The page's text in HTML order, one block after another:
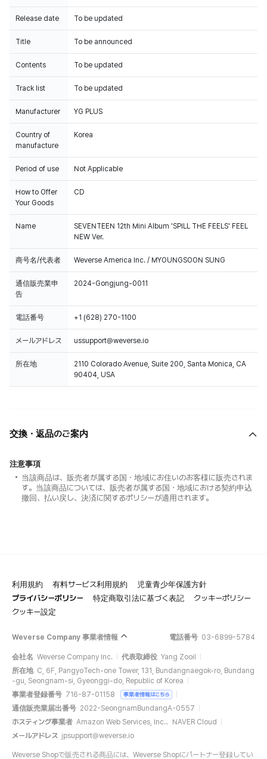
Release date To be updated
Title To be announced
Contents To be updated
Track list To be updated
Manufacturer YG PLUS
Country of
manufacture
Korea
Period of use Not Applicable
How to Offer
Your Goods
CD
Name
SEVENTEEN 12th Mini Album 'SPILL THE FEELS' FEEL
NEW Ver.
商号名/代表者 Weverse America Inc. / MYOUNGSOON SUNG
通信販売業申
告
2024-Gongjung-0011
電話番号 +1 (628) 270-1100
メールアドレス ussupport@weverse.io
所在地
2110 Colorado Avenue, Suite 200, Santa Monica, CA
90404, USA
交換・返品のご案内
注意事項
当該商品は、販売者が属する国・地域にお住いのお客様に販売されま
す。当該商品については、販売者が属する国・地域における契約申込
撤回、払い戻し、決済に関するポリシーが適用されます。
利用規約 有料サービス利用規約
児童青少年保護方針
プライバシーポリシー
特定商取引法に基づく表記
クッキーポリシー
クッキー設定
Weverse Company 事業者情報 電話番号 03-6899-5784
会社名 Weverse Company Inc. 代表取締役 Yang Zooil
所在地 C, 6F, PangyoTech-one Tower, 131, Bundangnaegok-ro, Bundang
-gu, Seongnam-si, Gyeonggi-do, Republic of Korea
事業者登録番号 716-87-01158 事業者情報はこちら
通信販売業届出番号 2022-SeongnamBundangA-0557
ホスティング事業者 Amazon Web Services, Inc.、NAVER Cloud
メールアドレス jpsupport@weverse.io
Weverse Shopで販売される商品には、Weverse Shopにパートナー登録してい